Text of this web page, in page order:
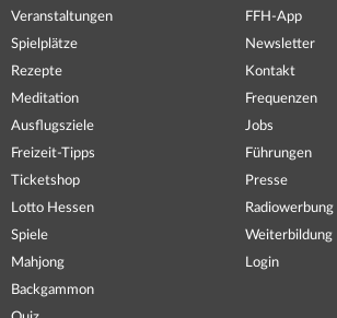
Veranstaltungen
Spielplätze
Rezepte
Meditation
Ausflugsziele
Freizeit-Tipps
Ticketshop
Lotto Hessen
Spiele
Mahjong
Backgammon
FFH-App
Newsletter
Kontakt
Frequenzen
Jobs
Führungen
Presse
Radiowerbung
Weiterbildung
Login